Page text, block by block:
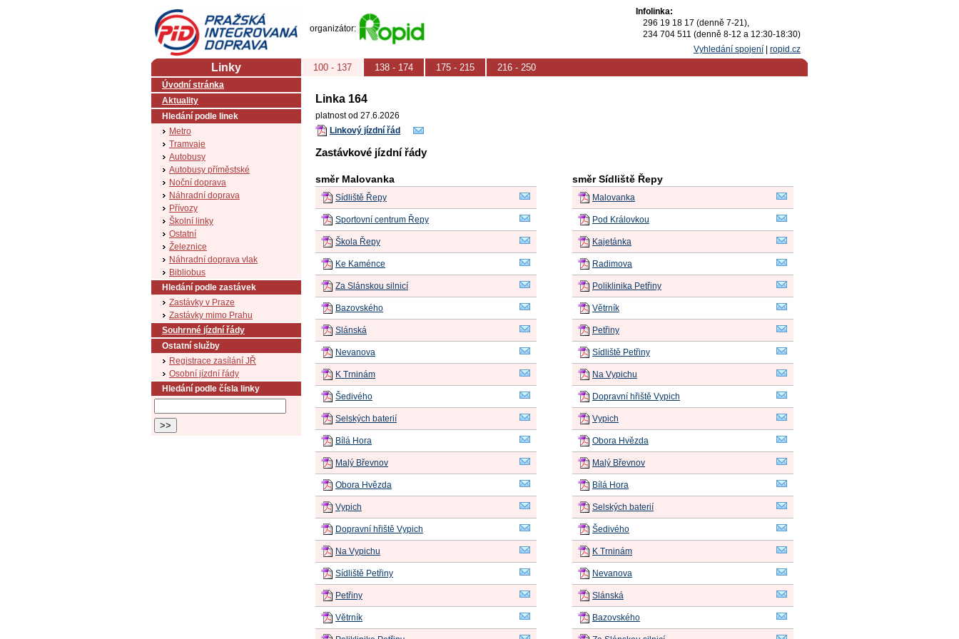
PID (Pražská integrovaná doprava)
organizátor:
Infolinka:
296 19 18 17 (denně 7-21),
234 704 511 (denně 8-12 a 12:30-18:30)
Vyhledání spojení
ropid.cz
Linka 164
platnost od 27.6.2026
Linkový jízdní řád
Zastávkové jízdní řády
směr Malovanka
Sídliště Řepy
Sportovní centrum Řepy
Škola Řepy
Ke Kaménce
Za Slánskou silnicí
Bazovského
Slánská
Nevanova
K Trninám
Šedivého
Selských baterií
Bílá Hora
Malý Břevnov
Obora Hvězda
Vypich
Dopravní hřiště Vypich
Na Vypichu
Sídliště Petřiny
Petřiny
Větrník
směr Sídliště Řepy
Malovanka
Pod Královkou
Kajetánka
Radimova
Poliklinika Petřiny
Větrník
Petřiny
Sídliště Petřiny
Na Vypichu
Dopravní hřiště Vypich
Vypich
Obora Hvězda
Malý Břevnov
Bílá Hora
Selských baterií
Šedivého
K Trninám
Nevanova
Slánská
Bazovského
Úvodní stránka
Aktuality
Hledání podle linek
Metro
Tramvaje
Autobusy
Autobusy příměstské
Noční doprava
Náhradní doprava
Přívozy
Školní linky
Ostatní
Železnice
Náhradní doprava vlak
Bibliobus
Hledání podle zastávek
Zastávky v Praze
Zastávky mimo Prahu
Souhrnné jízdní řády
Ostatní služby
Registrace zasílání JŘ
Osobní jízdní řády
Hledání podle čísla linky
Linky 100 - 137 138 - 174 175 - 215 216 - 250